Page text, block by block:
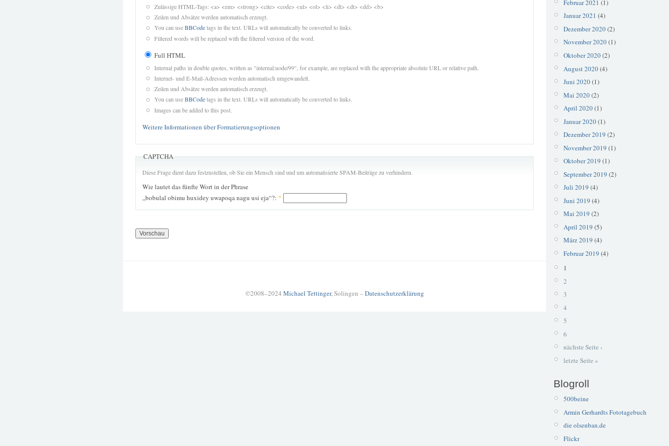
Zulässige HTML-Tags: <a> <em> <strong> <cite> <code> <ul> <ol> <li> <dl> <dt> <dd> <b>
Zeilen und Absätze werden automatisch erzeugt.
You can useBBCodetags in the text. URLs will automatically be converted to links.
Filtered words will be replaced with the filtered version of the word.
Full HTML
Internal paths in double quotes, written as "internal:node/99", for example, are replaced with the appropriate absolute URL or relative path.
Internet- und E-Mail-Adressen werden automatisch umgewandelt.
Zeilen und Absätze werden automatisch erzeugt.
You can useBBCodetags in the text. URLs will automatically be converted to links.
Images can be added to this post.
Weitere Informationen über Formatierungsoptionen
CAPTCHA
Diese Frage dient dazu festzustellen, ob Sie ein Mensch sind und um automatisierte SPAM-Beiträge zu verhindern.
Wie lautet das fünfte Wort in der Phrase
„bobulal obimu huxidey uwapoqa nagu usi eja“?: *
©2008–2024 Michael Tettinger, Solingen –Datenschutzerklärung
Februar 2021 (1)
Januar 2021 (4)
Dezember 2020(2)
November 2020(1)
Oktober 2020(2)
August 2020(4)
Juni 2020(1)
Mai 2020(2)
April 2020(1)
Januar 2020(1)
Dezember 2019 (2)
November 2019 (1)
Oktober 2019 (1)
September 2019 (2)
Juli 2019 (4)
Juni 2019 (4)
Mai 2019 (2)
April 2019 (5)
März 2019 (4)
Februar 2019 (4)
1
2
3
4
5
6
nächste Seite ›
letzte Seite »
Blogroll
500beine
Armin Gerhardts Fototagebuch
die olsenban.de
Flickr